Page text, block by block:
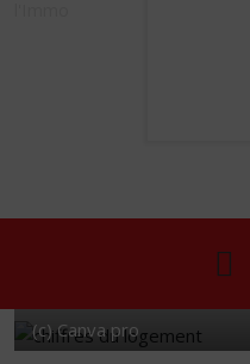
(c) Canva pro